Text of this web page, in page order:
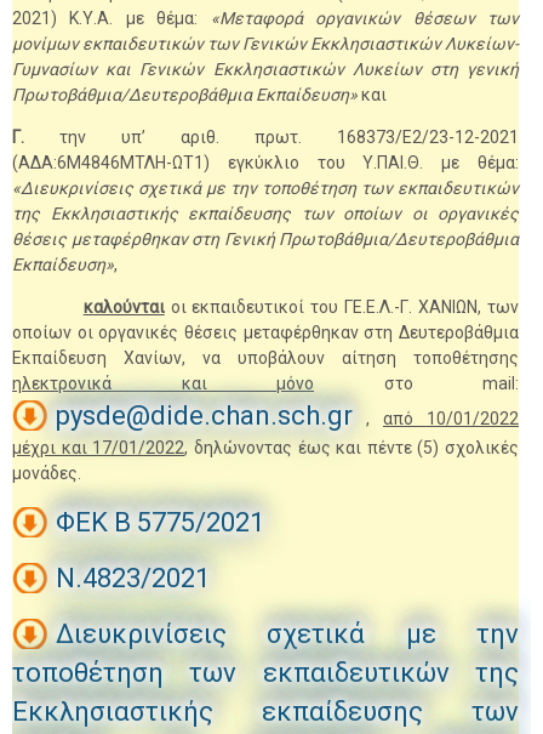
2021) Κ.Υ.Α. με θέμα: «Μεταφορά οργανικών θέσεων των
μονίμων εκπαιδευτικών των Γενικών Εκκλησιαστικών Λυκείων-
Γυμνασίων και Γενικών Εκκλησιαστικών Λυκείων στη γενική
Πρωτοβάθμια/Δευτεροβάθμια Εκπαίδευση»και
Γ. την υπ’ αριθ. πρωτ. 168373/Ε2/23-12-2021
(ΑΔΑ:6Μ4846ΜΤΛΗ-ΩΤ1) εγκύκλιο του Υ.ΠΑΙ.Θ. με θέμα:
«Διευκρινίσεις σχετικά με την τοποθέτηση των εκπαιδευτικών
της Εκκλησιαστικής εκπαίδευσης των οποίων οι οργανικές
θέσεις μεταφέρθηκαν στη Γενική Πρωτοβάθμια/Δευτεροβάθμια
Εκπαίδευση»,
καλούνταιοι εκπαιδευτικοί του ΓΕ.Ε.Λ.-Γ. ΧΑΝΙΩΝ, των
οποίων οι οργανικές θέσεις μεταφέρθηκαν στη Δευτεροβάθμια
Εκπαίδευση Χανίων, να υποβάλουν αίτηση τοποθέτησης
ηλεκτρονικά και μόνο στο mail :
pysde@dide.chan.sch.gr ,
από 10/01/2022
μέχρι και 17/01/2022, δηλώνοντας έως και πέντε (5) σχολικές
μονάδες.
ΦΕΚ B 5775/2021
N.4823/2021
Διευκρινίσεις σχετικά με την
τοποθέτηση των εκπαιδευτικών της
Εκκλησιαστικής εκπαίδευσης των